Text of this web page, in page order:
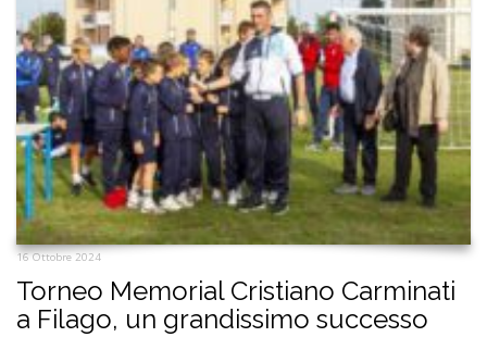
16 Ottobre 2024
Torneo Memorial Cristiano Carminati
a Filago, un grandissimo successo